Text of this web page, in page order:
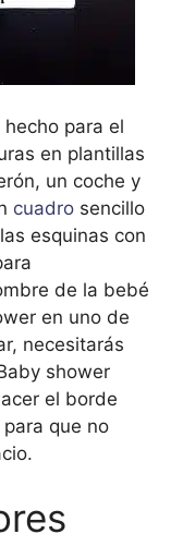
para el
en plantillas
un coche y
cuadro sencillo
esquinas con
de la bebé
en uno de
necesitarás
shower
el borde
que no